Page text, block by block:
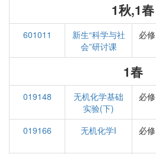
1秋,1春
601011
新生“科学与社
会”研讨课
必修
1春
019148
无机化学基础
实验(下)
必修
019166
无机化学I 必修